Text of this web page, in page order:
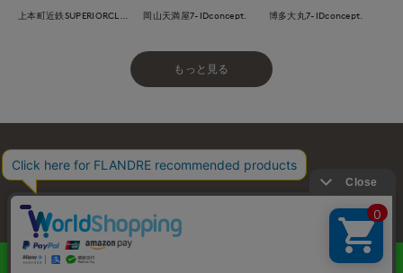
岡山天満屋7-IDconcept. 博多大丸7-IDconcept.
もっと見る
お問い合わせ 利用規約 プライバシーポリシー
特定商取引・古物営業法に基づく表示